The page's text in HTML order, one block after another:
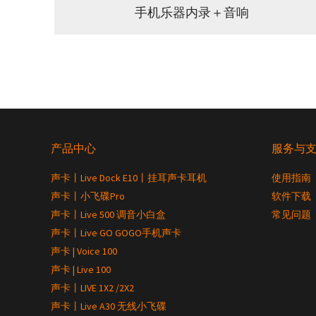
手机乐器内录＋音响
产品中心
声卡丨Live Dock E10丨挂耳声卡耳机
声卡丨小飞碟Pro
声卡丨Live 500 调音小白盒
声卡丨Live GO GOGO手机声卡
声卡 | Voice 100
声卡 | Live 100
声卡丨LIVE 1X2 /2X2
声卡丨Live A30 无线小飞碟
服务与
使用指南
软件下载
常见问题